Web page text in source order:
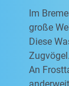
Im
große
Diese
Zugvögel.
An